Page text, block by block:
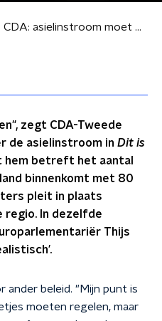
Tweede Kamerlid CDA: asielinstroom moet met 80% naar beneden
zegt CDA-Tweede
de asielinstroom in Dit is
hem betreft het aantal
binnenkomt met 80
pleit in plaats
regio. In dezelfde
Thijs
ander beleid. "Mijn punt is
moeten regelen, maar